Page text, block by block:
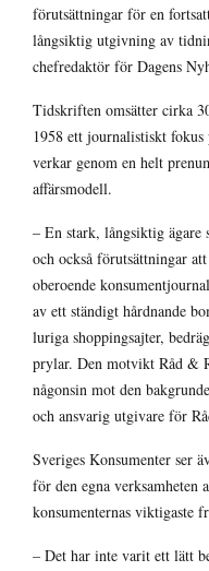
förutsättningar för en
långsiktig utgivning av
chefredaktör för Dagens
Tidskriften omsätter cirka
1958 ett journalistiskt
verkar genom en helt
affärsmodell.
– En stark, långsiktig
och också förutsättningar
oberoende
av ett ständigt hårdnande
luriga shoppingsajter,
prylar. Den motvikt Råd &
någonsin mot den
och ansvarig utgivare för
Sveriges Konsumenter ser
för den egna verksamheten
konsumenternas viktigaste
– Det har inte varit ett lätt